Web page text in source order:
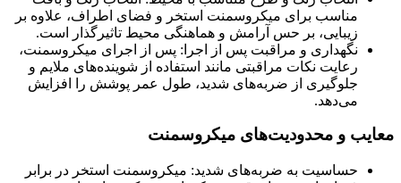
مناسب برای میکروسمنت استخر و فضای اطراف، علاوه بر
زیبایی، بر حس آرامش و هماهنگی محیط تاثیرگذار است.
نگهداری و مراقبت پس از اجرا: پس از اجرای میکروسمنت،
رعایت نکات مراقبتی مانند استفاده از شوینده‌های ملایم و
جلوگیری از ضربه‌های شدید، طول عمر پوشش را افزایش
می‌دهد.
معایب و محدودیت‌های میکروسمنت
حساسیت به ضربه‌های شدید: میکروسمنت استخر در برابر